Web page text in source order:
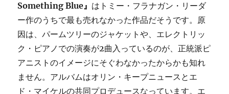
Something Blue』 はトミー・フラナガン・リーダ
ー作のうちで最も売れなかった作品だそうです。原
因は、パームツリーのジャケットや、エレクトリッ
ク・ピアノでの演奏が2曲入っているのが、正統派ピ
アニストのイメージにそぐわなかったからかも知れ
ません。アルバムはオリン・キープニュースとエ
ド・マイケルの共同プロデュースなっています。エ